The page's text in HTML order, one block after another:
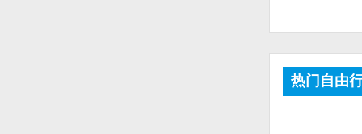
热门自由